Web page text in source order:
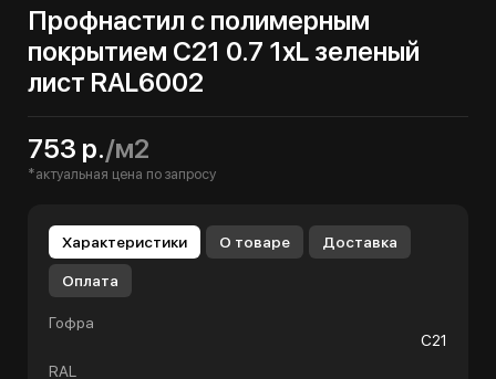
Профнастил с полимерным
покрытием С21 0.7 1хL зеленый
лист RAL6002
753 р./м2
*актуальная цена по запросу
Характеристики О товаре Доставка
Оплата
Гофра
С21
RAL